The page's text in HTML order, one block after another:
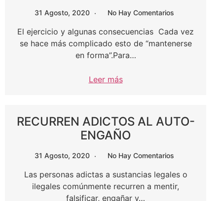
31 Agosto, 2020 No Hay Comentarios
El ejercicio y algunas consecuencias Cada vez
se hace más complicado esto de “mantenerse
en forma”.Para…
Leer más
RECURREN ADICTOS AL AUTO-
ENGAÑO
31 Agosto, 2020 No Hay Comentarios
Las personas adictas a sustancias legales o
ilegales comúnmente recurren a mentir,
falsificar, engañar y…